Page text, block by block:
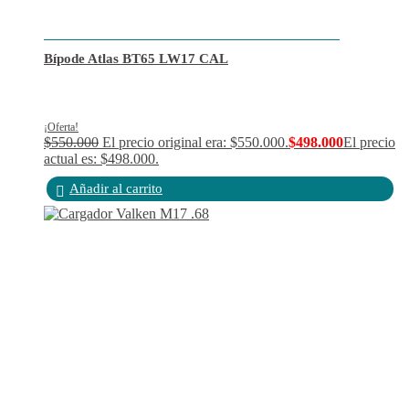
Bípode Atlas BT65 LW17 CAL
¡Oferta!
$550.000 El precio original era: $550.000.$498.000El precio
actual es: $498.000.
Añadir al carrito